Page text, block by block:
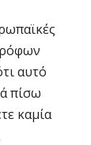
αυτό
πίσω
καμία